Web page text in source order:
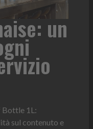
un
Bottle 1L:
sul contenuto e